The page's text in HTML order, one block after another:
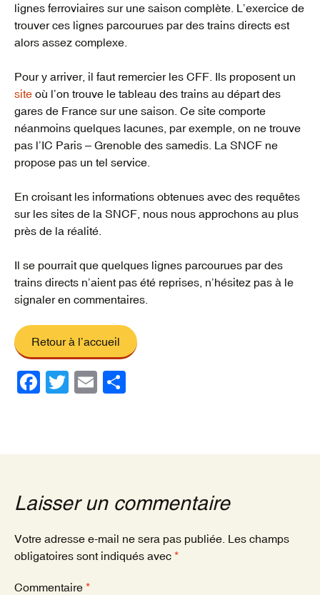
lignes ferroviaires sur une saison complète. L’exercice de
trouver ces lignes parcourues par des trains directs est
alors assez complexe.
Pour y arriver, il faut remercier les CFF. Ils proposent un
site où l’on trouve le tableau des trains au départ des
gares de France sur une saison. Ce site comporte
néanmoins quelques lacunes, par exemple, on ne trouve
pas l’IC Paris – Grenoble des samedis. La SNCF ne
propose pas un tel service.
En croisant les informations obtenues avec des requêtes
sur les sites de la SNCF, nous nous approchons au plus
près de la réalité.
Il se pourrait que quelques lignes parcourues par des
trains directs n’aient pas été reprises, n’hésitez pas à le
signaler en commentaires.
Retour à l’accueil
F
e
o
o
k
T
er
E
g
Laisser un commentaire
Votre adresse e-mail ne sera pas publiée. Les champs
obligatoires sont indiqués avec *
Commentaire *